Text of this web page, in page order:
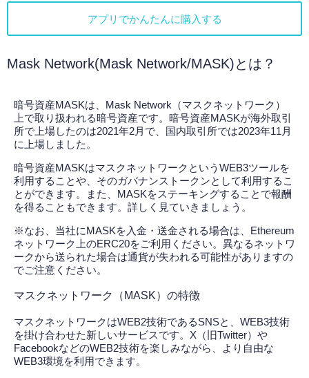
アプリでかんたんに購入する
Mask Network(Mask Network/MASK)とは？
暗号資産MASKは、Mask Network（マスクネットワーク）
上で取り扱われる暗号資産です。暗号資産MASKが海外取引
所で上場したのは2021年2月で、国内取引所では2023年11月
に上場しました。
暗号資産MASKはマスクネットワークというWEB3ツールを
利用することや、そのガバナンストークンとして利用するこ
とができます。また、MASKをステーキングすることで報酬
を得ることもできます。詳しく見ていきましょう。
※なお、当社にMASKを入金・送金される場合は、Ethereum
ネットワーク上のERC20をご利用ください。異なるネットワ
ークから送られた場合は通貨が失われる可能性がありますの
でご注意ください。
マスクネットワーク（MASK）の特徴
マスクネットワークはWEB2技術であるSNSと、WEB3技術
を掛け合わせた新しいサービスです。X（旧Twitter）や
FacebookなどのWEB2技術を楽しみながら、より自由な
WEB3環境を利用できます。